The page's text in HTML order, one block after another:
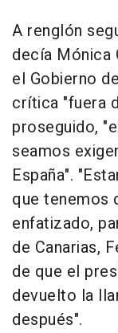
A renglón
decía Mónica
el Gobierno
crítica "fuera
proseguido,
seamos
España".
que tenemos
enfatizado,
de Canarias,
de que el
devuelto la
después".